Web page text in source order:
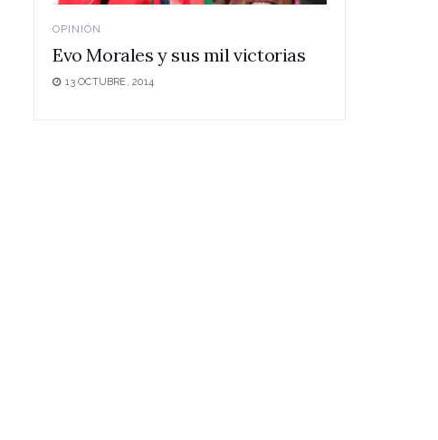
OPINIÓN
Evo Morales y sus mil victorias
13 OCTUBRE, 2014